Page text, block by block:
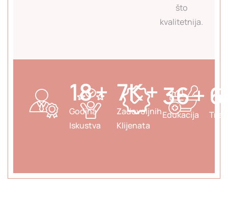
što
kvalitetnija.
22+
Godina
Iskustva
9K+
Zadovoljnih
Klijenata
45+
Edukacija